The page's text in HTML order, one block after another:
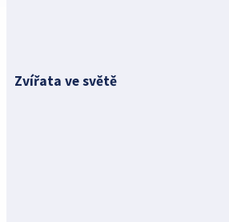
Zvířata ve světě